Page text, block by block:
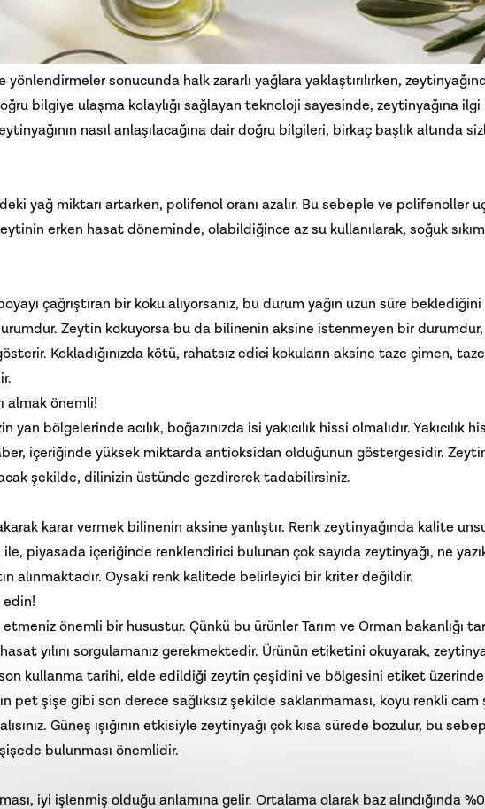
sonucunda halk zararlı yağlara yaklaştırılırken, zeytinyağı
bilgiye ulaşma kolaylığı sağlayan teknoloji sayesinde, zeytinyağına ilgi
nasıl anlaşılacağına dair doğru bilgileri, birkaç başlık altında
yağ miktarı artarken, polifenol oranı azalır. Bu sebeple ve polifenoller
erken hasat döneminde, olabildiğince az su kullanılarak, soğuk sıkım
çağrıştıran bir koku alıyorsanız, bu durum yağın uzun süre beklediğini
Zeytin kokuyorsa bu da bilinenin aksine istenmeyen bir durumdur,
Kokladığınızda kötü, rahatsız edici kokuların aksine taze çimen, taze
almak önemli!
yan bölgelerinde acılık, boğazınızda isi yakıcılık hissi olmalıdır. Yakıcılık
içeriğinde yüksek miktarda antioksidan olduğunun göstergesidir.
şekilde, dilinizin üstünde gezdirerek tadabilirsiniz.
karar vermek bilinenin aksine yanlıştır. Renk zeytinyağında kalite
piyasada içeriğinde renklendirici bulunan çok sayıda zeytinyağı, ne
alınmaktadır. Oysaki renk kalitede belirleyici bir kriter değildir.
edin!
önemli bir husustur. Çünkü bu ürünler Tarım ve Orman bakanlığı
yılını sorgulamanız gerekmektedir. Ürünün etiketini okuyarak,
kullanma tarihi, elde edildiği zeytin çeşidini ve bölgesini etiket üzerinde
pet şişe gibi son derece sağlıksız şekilde saklanmaması, koyu renkli cam
Güneş ışığının etkisiyle zeytinyağı çok kısa sürede bozulur, bu
bulunması önemlidir.
iyi işlenmiş olduğu anlamına gelir. Ortalama olarak baz alındığında